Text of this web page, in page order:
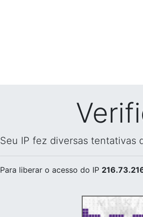
Seu IP fez diversas tentativas
Para liberar o acesso do IP